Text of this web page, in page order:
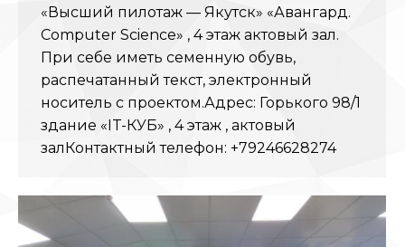
«Высший пилотаж — Якутск» «Авангард.
Computer Science» , 4 этаж актовый зал.
При себе иметь семенную обувь,
распечатанный текст, электронный
носитель с проектом.Адрес: Горького 98/1
здание «IT-КУБ» , 4 этаж , актовый
залКонтактный телефон: +79246628274